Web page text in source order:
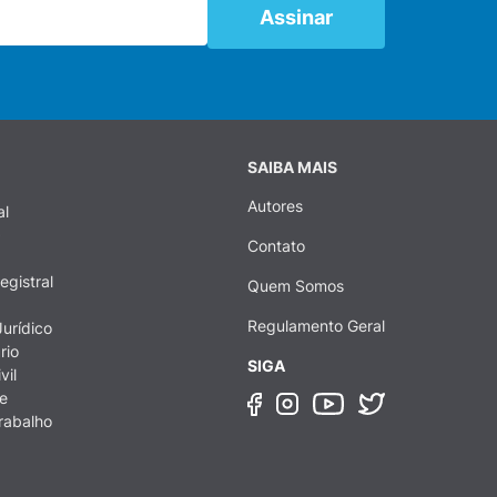
SAIBA MAIS
Autores
Contato
Quem Somos
Regulamento Geral
SIGA